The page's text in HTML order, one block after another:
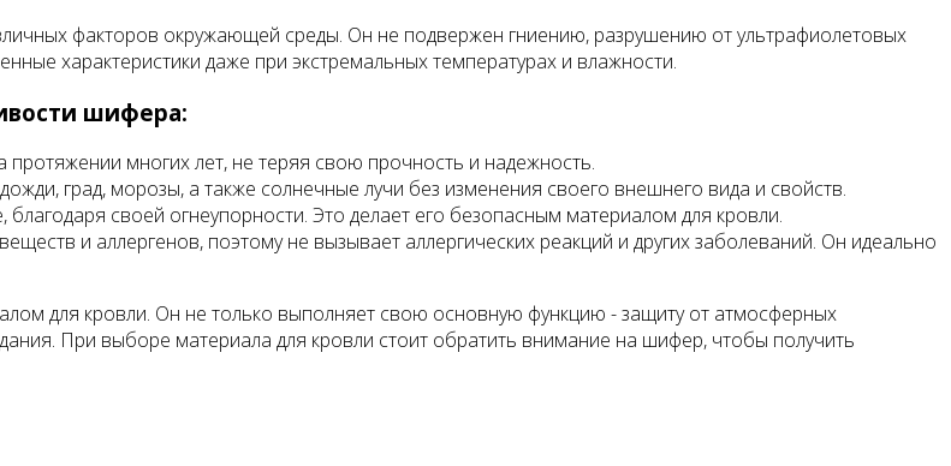
факторов окружающей среды. Он не подвержен гниению, разрушению от ультрафиолетовых
характеристики даже при экстремальных температурах и влажности.
шифера:
многих лет, не теряя свою прочность и надежность.
град, морозы, а также солнечные лучи без изменения своего внешнего вида и свойств.
своей огнеупорности. Это делает его безопасным материалом для кровли.
и аллергенов, поэтому не вызывает аллергических реакций и других заболеваний. Он идеально
для кровли. Он не только выполняет свою основную функцию - защиту от атмосферных
При выборе материала для кровли стоит обратить внимание на шифер, чтобы получить